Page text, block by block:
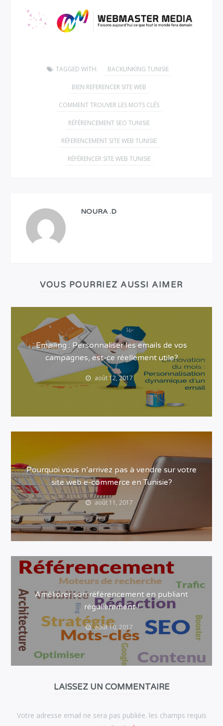
TAGGED WITH: BACKLINKING TUNISIE
BIEN REFERENCER SITE WEB
COMMENT TROUVER LES MOTS CLÉS
RÉFÉRENCEMENT SEO TUNISIE
RÉFERENCEMENT SITE WEB TUNISIE
RÉFÉRENCER SITE WEB TUNISIE
NOURA .D
VOUS POURRIEZ AUSSI AIMER
Emailing : Personnaliser les emails de vos
campagnes, est-ce réellement utile?
août 12, 2017
Pourquoi vous n’arrivez pas à vendre sur votre
site web e-commerce en Tunisie?
août 11, 2017
Améliorer son référencement en publiant
régulièrement !
août 10, 2017
LAISSEZ UN COMMENTAIRE
Votre adresse email ne sera pas publiée. les champs requis